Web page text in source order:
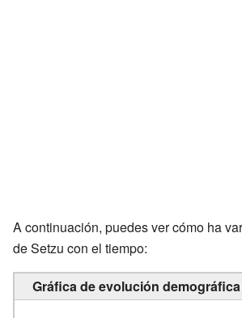
A continuación, puedes ver cómo ha
de Setzu con el tiempo:
Gráfica de evolución